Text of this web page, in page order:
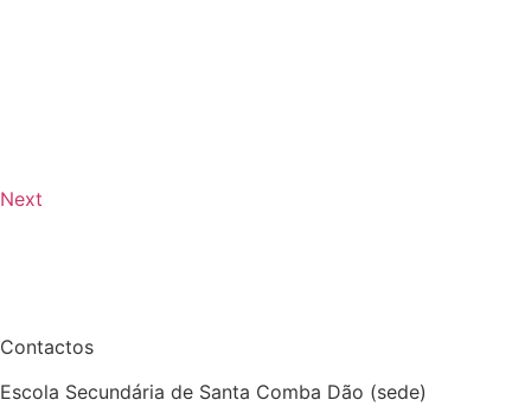
Next
Contactos
Escola Secundária de Santa Comba Dão (sede)